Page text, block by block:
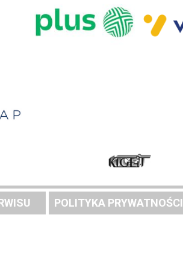
POLITYKA PRYWATNOŚCI